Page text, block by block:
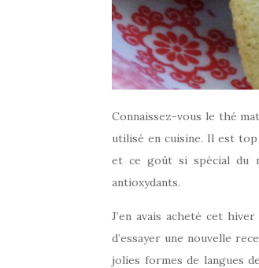
Connaissez-vous le thé
utilisé en cuisine. Il est
et ce goût si spécial du
antioxydants.
J’en avais acheté cet hiver
d’essayer une nouvelle
jolies formes de langues